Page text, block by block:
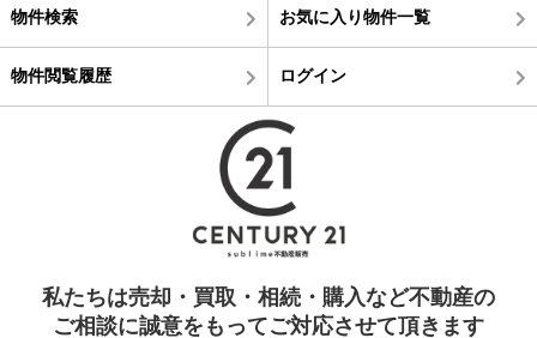
物件検索 お気に入り物件一覧
物件閲覧履歴 ログイン
私たちは売却・買取・相続・購入など不動産の
ご相談に誠意をもってご対応させて頂きます